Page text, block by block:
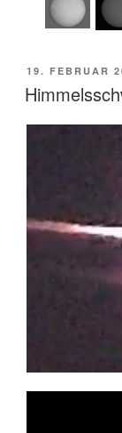
AM
19. FEBRUAR